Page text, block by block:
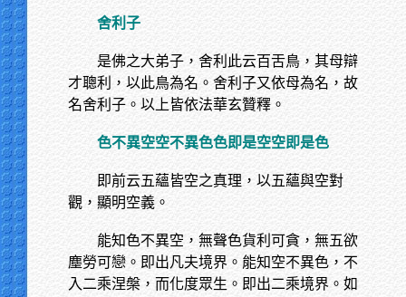
舍利子
是佛之大弟子，舍利此云百舌鳥，其母辯
才聰利，以此鳥為名。舍利子又依母為名，故
名舍利子。以上皆依法華玄贊釋。
色不異空空不異色色即是空空即是色
即前云五蘊皆空之真理，以五蘊與空對
觀，顯明空義。
能知色不異空，無聲色貨利可貪，無五欲
塵勞可戀。即出凡夫境界。能知空不異色，不
入二乘涅槃，而化度眾生。即出二乘境界。如